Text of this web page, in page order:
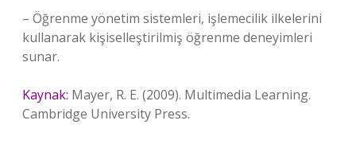
– Öğrenme yönetim sistemleri, işlemecilik ilkelerini
kullanarak kişiselleştirilmiş öğrenme deneyimleri
sunar.
Kaynak: Mayer, R. E. (2009). Multimedia Learning.
Cambridge University Press.